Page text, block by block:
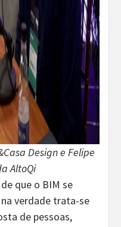
Design e Felipe
AltoQi
que o BIM se
verdade trata-se
de pessoas,